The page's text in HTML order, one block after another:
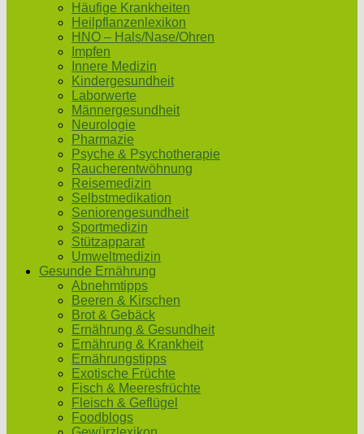
Häufige Krankheiten
Heilpflanzenlexikon
HNO – Hals/Nase/Ohren
Impfen
Innere Medizin
Kindergesundheit
Laborwerte
Männergesundheit
Neurologie
Pharmazie
Psyche & Psychotherapie
Raucherentwöhnung
Reisemedizin
Selbstmedikation
Seniorengesundheit
Sportmedizin
Stützapparat
Umweltmedizin
Gesunde Ernährung
Abnehmtipps
Beeren & Kirschen
Brot & Gebäck
Ernährung & Gesundheit
Ernährung & Krankheit
Ernährungstipps
Exotische Früchte
Fisch & Meeresfrüchte
Fleisch & Geflügel
Foodblogs